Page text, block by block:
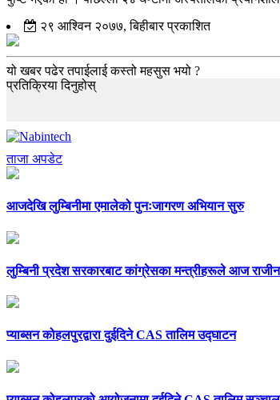
२९ आश्विन २०७७, बिहीबार प्रकाशित
यो खबर पढेर तपाईलाई कस्तो महसुस भयो ?
प्रतिक्रिया दिनुहोस्
ताजा अपडेट
आजदेखि लुम्बिनीमा एमालेको पुनःजागरण अभियान सुरु
लुम्बिनी प्रदेश सरकारबाट कांग्रेसका मन्त्रीहरूले आज
प्याब्सन कोहलपुरद्वारा दुईदिने CAS तालिम उद्घाटन